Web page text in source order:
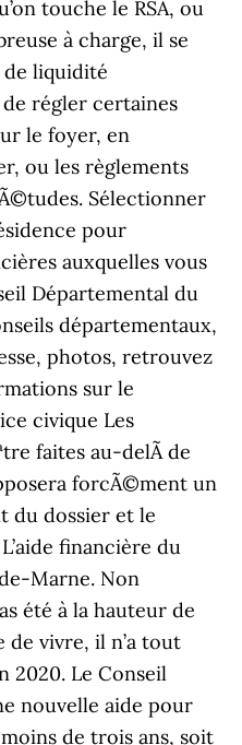
touche le RSA, ou
à charge, il se
de liquidité
régler certaines
le foyer, en
ou les règlements
Sélectionner
pour
auxquelles vous
Départemental du
départementaux,
photos, retrouvez
sur le
civique Les
faites au-delÃ de
forcÃ©ment un
du dossier et le
financière du
Marne. Non
été à la hauteur de
de vivre, il n’a tout
2020. Le Conseil
nouvelle aide pour
de trois ans, soit